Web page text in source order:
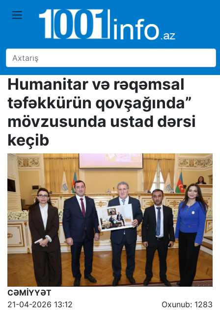
Humanitar və rəqəmsal
təfəkkürün qovşağında”
mövzusunda ustad dərsi
keçib
CƏMİYYƏT
Oxunub: 1283
21-04-2026 13:12